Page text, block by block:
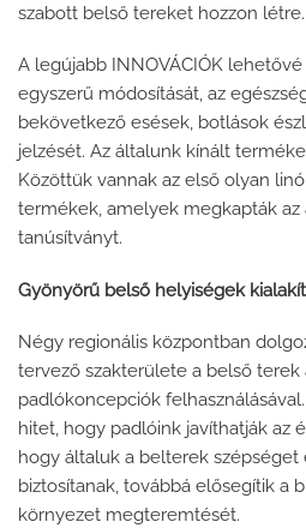
szabott belső tereket hozzon létre.
A legújabb INNOVÁCIÓK
egyszerű módosítását, az
bekövetkező esések, botlások
jelzését. Az általunk kínált
Közöttük vannak az első olyan
termékek, amelyek megkapták az
tanúsítványt.
Gyönyörű belső helyiségek
Négy regionális központban
tervező szakterülete a belső terek
padlókoncepciók
hitet, hogy padlóink ​​javíthatják az
hogy általuk a belterek
biztosítanak, továbbá elősegítik a
környezet megteremtését.